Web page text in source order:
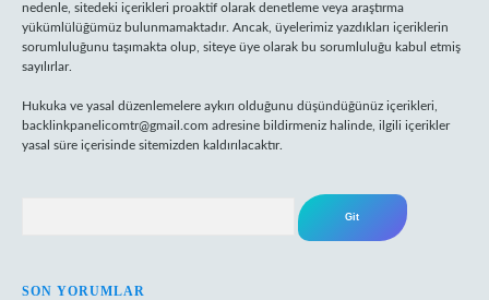
nedenle, sitedeki içerikleri proaktif olarak denetleme veya araştırma
yükümlülüğümüz bulunmamaktadır. Ancak, üyelerimiz yazdıkları içeriklerin
sorumluluğunu taşımakta olup, siteye üye olarak bu sorumluluğu kabul etmiş
sayılırlar.
Hukuka ve yasal düzenlemelere aykırı olduğunu düşündüğünüz içerikleri,
backlinkpanelicomtr@gmail.com adresine bildirmeniz halinde, ilgili içerikler
yasal süre içerisinde sitemizden kaldırılacaktır.
SON YORUMLAR